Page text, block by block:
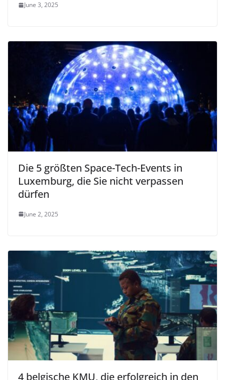
June 3, 2025
Die 5 größten Space-Tech-Events in
Luxemburg, die Sie nicht verpassen
dürfen
June 2, 2025
4 belgische KMU, die erfolgreich in den